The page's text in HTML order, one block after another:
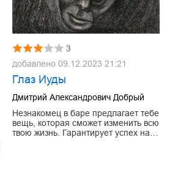
3
добавлено09.12.2023 21:21
Глаз Иуды
Дмитрий Александрович Добрый
Незнакомец в баре предлагает тебе
вещь, которая сможет изменить всю
твою жизнь. Гарантирует успех на…